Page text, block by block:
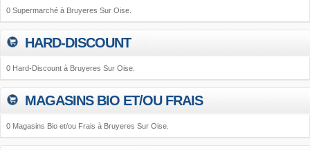
0 Supermarché à Bruyeres Sur Oise.
HARD-DISCOUNT
0 Hard-Discount à Bruyeres Sur Oise.
MAGASINS BIO ET/OU FRAIS
0 Magasins Bio et/ou Frais à Bruyeres Sur Oise.